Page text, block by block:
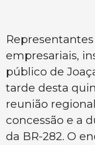
empresariais,
público de
tarde desta
reunião
concessão e a
da BR-282. O